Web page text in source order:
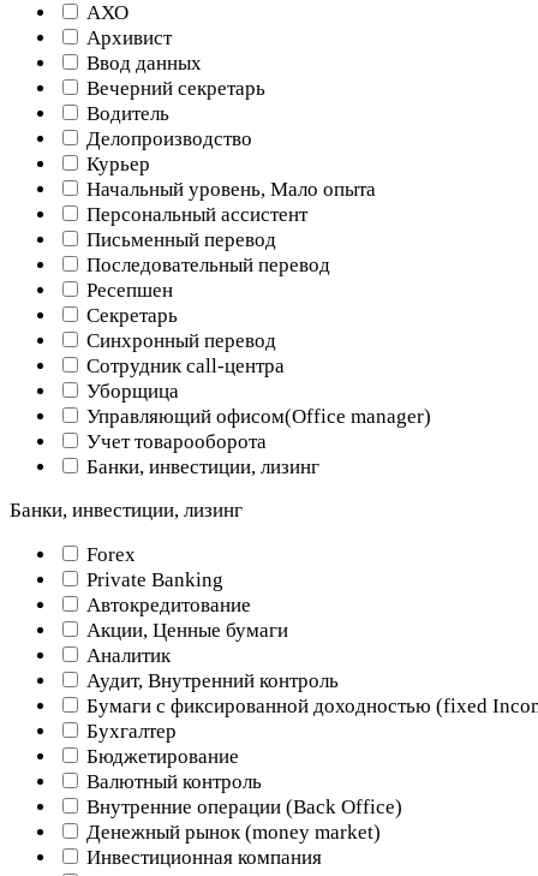
АХО
Архивист
Ввод данных
Вечерний секретарь
Водитель
Делопроизводство
Курьер
Начальный уровень, Мало опыта
Персональный ассистент
Письменный перевод
Последовательный перевод
Ресепшен
Секретарь
Синхронный перевод
Сотрудник call-центра
Уборщица
Управляющий офисом(Оffice manager)
Учет товарооборота
Банки, инвестиции, лизинг
Банки, инвестиции, лизинг
Forex
Private Banking
Автокредитование
Акции, Ценные бумаги
Аналитик
Аудит, Внутренний контроль
Бумаги с фиксированной доходностью (fixed
Бухгалтер
Бюджетирование
Валютный контроль
Внутренние операции (Back Office)
Денежный рынок (money market)
Инвестиционная компания